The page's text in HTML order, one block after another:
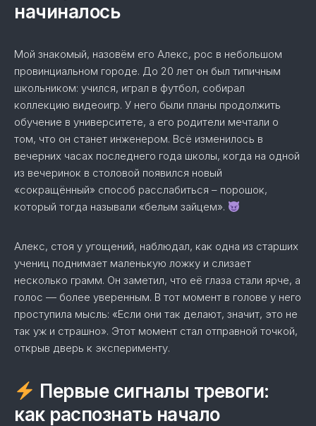
начиналось
Мой знакомый, назовём его Алекс, рос в небольшом
провинциальном городе. До 20 лет он был типичным
школьником: учился, играл в футбол, собирал
коллекцию видеоигр. У него были планы продолжить
обучение в университете, а его родители мечтали о
том, что он станет инженером. Всё изменилось в
вечерних часах последнего года школы, когда на одной
из вечеринок в столовой появился новый
«сокращённый» способ расслабиться – порошок,
который тогда называли «белым зайцем».
Алекс, стоя у угощений, наблюдал, как одна из старших
учениц поднимает маленькую ложку и слизает
несколько грамм. Он заметил, что её глаза стали ярче, а
голос — более уверенным. В тот момент в голове у него
проступила мысль: «Если они так делают, значит, это не
так уж и страшно». Этот момент стал отправной точкой,
открыв дверь к эксперименту.
Первые сигналы тревоги:
как распознать начало